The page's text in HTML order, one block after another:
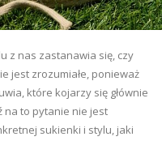
z nas zastanawia się, czy
jest zrozumiałe, ponieważ
które kojarzy się głównie
na to pytanie nie jest
sukienki i stylu, jaki